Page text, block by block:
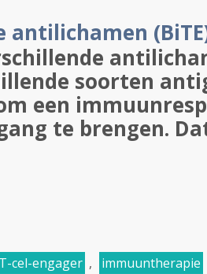
antilichamen
soorten
een
te brengen.
cel-engager ,
immuuntherapie